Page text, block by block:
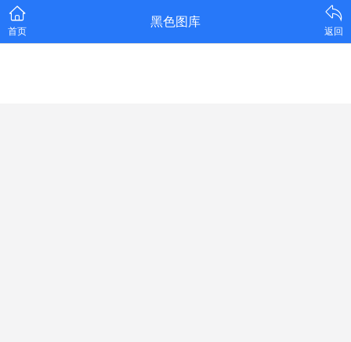
首页
黑色图库
返回